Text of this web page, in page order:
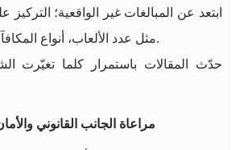
ابتعد عن المبالغات غير الواقعية؛ التركيز
مثل عدد الألعاب، أنواع المكافآت، طرق السحب.
حدّث المقالات باستمرار كلما تغيّرت
3. مراعاة الجانب القانوني